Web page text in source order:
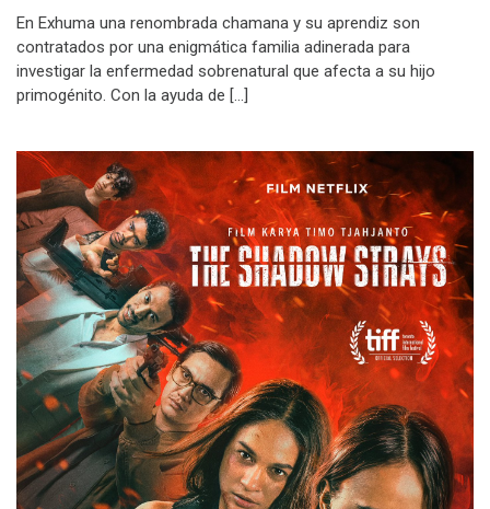
En Exhuma una renombrada chamana y su aprendiz son
contratados por una enigmática familia adinerada para
investigar la enfermedad sobrenatural que afecta a su hijo
primogénito. Con la ayuda de […]